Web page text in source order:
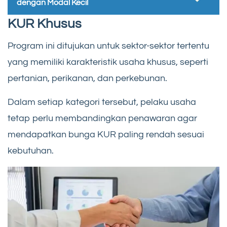
dengan Modal Kecil
KUR Khusus
Program ini ditujukan untuk sektor-sektor tertentu
yang memiliki karakteristik usaha khusus, seperti
pertanian, perikanan, dan perkebunan.
Dalam setiap kategori tersebut, pelaku usaha
tetap perlu membandingkan penawaran agar
mendapatkan bunga KUR paling rendah sesuai
kebutuhan.